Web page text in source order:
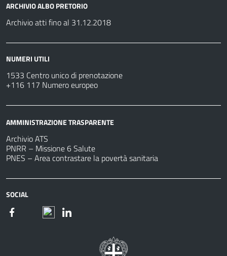
ARCHIVIO ALBO PRETORIO
Archivio atti fino al 31.12.2018
NUMERI UTILI
1533 Centro unico di prenotazione
+116 117 Numero europeo
AMMINISTRAZIONE TRASPARENTE
Archivio ATS
PNRR – Missione 6 Salute
PNES – Area contrastare la povertà sanitaria
SOCIAL